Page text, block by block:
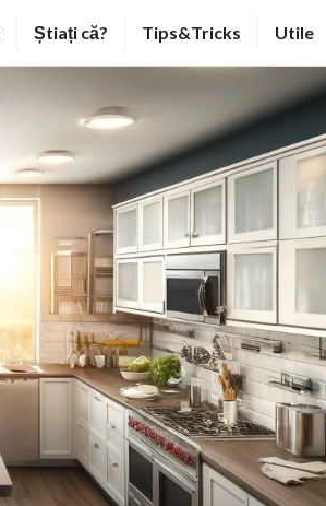
Știați că? Tips&Tricks Utile